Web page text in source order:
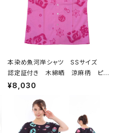
本染め魚河岸シャツ SSサイズ
認定証付き 木綿晒 涼麻柄 ピン
ク×チェリーピンク 日本製 注染
ツ てぬぐいシャツ 濱いちシャツ
焼津 浜通り 港町
¥8,030